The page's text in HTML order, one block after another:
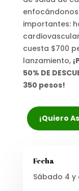
importantes:
cuesta $700
lanzamiento,
50% DE
350 pesos!
¡Quiero
Fecha
Sábado 4 y